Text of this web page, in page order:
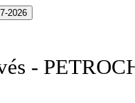
2026
-